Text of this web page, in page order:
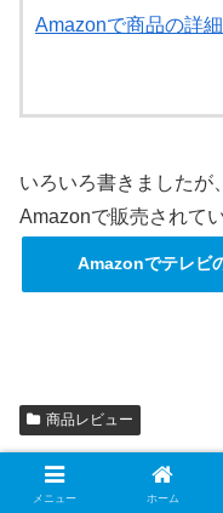
Amazonで商品の詳
いろいろ書きましたが
Amazonで販売されて
Amazonでテレビ
商品レビュー
メニュー ホーム